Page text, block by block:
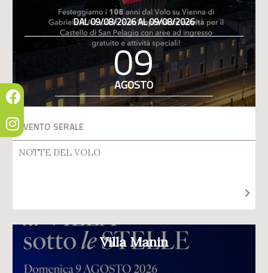
DAL 09/08/2026 AL 09/08/2026
09
AGOSTO
EVENTO SERALE
NOTTE DEL VOLO
Villa Manin